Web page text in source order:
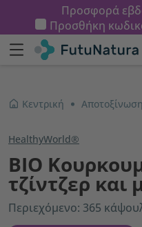
Προσφορά
Προσθήκη
Κεντρική
HealthyWorld®
ΒΙΟ
τζίντζερ και
Περιεχόμενο: 365